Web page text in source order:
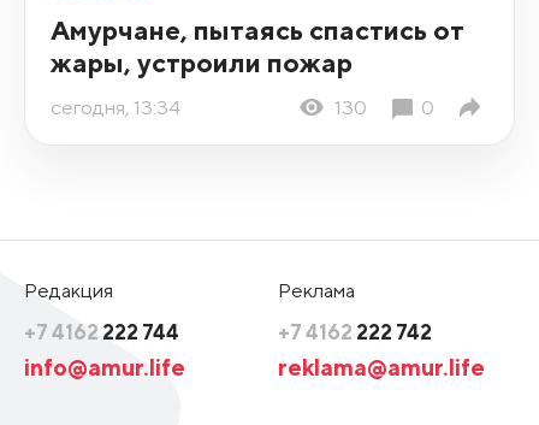
Амурчане, пытаясь спастись от
жары, устроили пожар
сегодня, 13:34 130 0
Редакция
+7 4162 222 744
info@amur.life
Реклама
+7 4162 222 742
reklama@amur.life